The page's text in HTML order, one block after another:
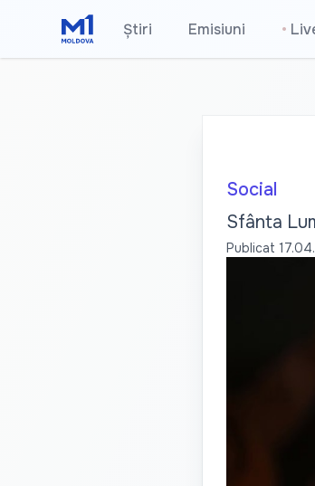
Știri Emisiuni •
Social
Sfânta
Publicat